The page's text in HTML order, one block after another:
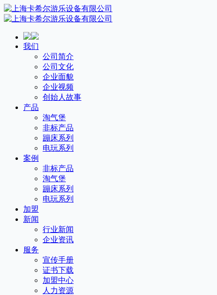
我们
公司简介
公司文化
企业面貌
企业视频
创始人故事
产品
淘气堡
非标产品
蹦床系列
电玩系列
案例
非标产品
淘气堡
蹦床系列
电玩系列
加盟
新闻
行业新闻
企业资讯
服务
宣传手册
证书下载
加盟中心
人力资源